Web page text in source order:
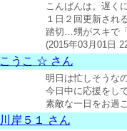
こんばんは。遅く
１日２回更新され
踏切…甥がスキで
(2015年03月01日
こうこ ☆ さん
明日は忙しそうなの
今日中に応援をし
素敵な一日をお過
川岸５１ さん